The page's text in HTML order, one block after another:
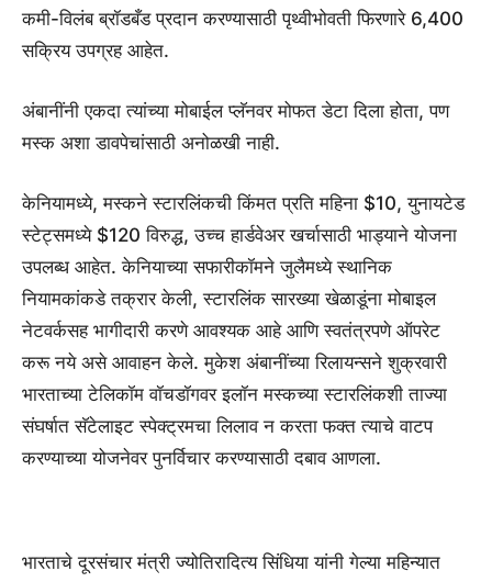
कमी-विलंब ब्रॉडबँड प्रदान करण्यासाठी पृथ्वीभोवती फिरणारे 6,400
सक्रिय उपग्रह आहेत.
अंबानींनी एकदा त्यांच्या मोबाईल प्लॅनवर मोफत डेटा दिला होता, पण
मस्क अशा डावपेचांसाठी अनोळखी नाही.
केनियामध्ये, मस्कने स्टारलिंकची किंमत प्रति महिना $10, युनायटेड
स्टेट्समध्ये $120 विरुद्ध, उच्च हार्डवेअर खर्चासाठी भाड्याने योजना
उपलब्ध आहेत. केनियाच्या सफारीकॉमने जुलैमध्ये स्थानिक
नियामकांकडे तक्रार केली, स्टारलिंक सारख्या खेळाडूंना मोबाइल
नेटवर्कसह भागीदारी करणे आवश्यक आहे आणि स्वतंत्रपणे ऑपरेट
करू नये असे आवाहन केले. मुकेश अंबानींच्या रिलायन्सने शुक्रवारी
भारताच्या टेलिकॉम वॉचडॉगवर इलॉन मस्कच्या स्टारलिंकशी ताज्या
संघर्षात सॅटेलाइट स्पेक्ट्रमचा लिलाव न करता फक्त त्याचे वाटप
करण्याच्या योजनेवर पुनर्विचार करण्यासाठी दबाव आणला.
भारताचे दूरसंचार मंत्री ज्योतिरादित्य सिंधिया यांनी गेल्या महिन्यात